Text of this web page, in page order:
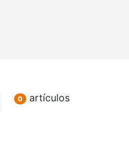
0 artículos